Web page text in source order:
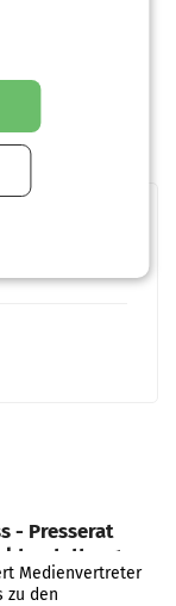
- Presserat
Medienvertreter
zu den